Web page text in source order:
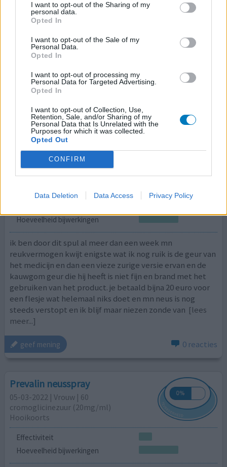
I want to opt-out of the Sharing of my
personal data.
Opted In
I want to opt-out of the Sale of my
Personal Data.
Opted In
I want to opt-out of processing my
Personal Data for Targeted Advertising.
Opted In
I want to opt-out of Collection, Use,
Retention, Sale, and/or Sharing of my
Personal Data that Is Unrelated with the
Purposes for which it was collected.
Opted Out
CONFIRM
Data Deletion Data Access Privacy Policy
Bij de eerste klachten van hooikoorts werkt deze spray
werkt. (Prevalin Direct). Vaak levert het nog extra
niesbuien op na gebruik. Toch gebruik ik het al jaren
Het is voor mij meer het idee dat ik iets bij me heb, maar
werken doet het niet echt.
geef mening 0 reacties
Prevalin neusspray
05-05-2022 | Vrouw | 20
cromoglicinezuur (20mg/ml)
Hoeveelheid bijwerkingen
ik ben door dit spul al meer dan een week mn
reukvermogen kwijt enigste wat ik nog ruik is de geur van
het medicijn en dan een vieze zurige versie ervan en de
kauwgom geur die hij heeft is niet fijn en brand met het
gebruiken van het product. je betaald bijna 20 euro voor
een flesje wat helemaal niks doet en mn neus is nog
steeds verstopt en ik blijf maar niezen zonde van [lees
meer...]
geef mening 0 reacties
Prevalin neusspray
05-03-2022 | Vrouw | 60
cromoglicinezuur (20mg/ml)
Hooikoorts
Effectiviteit
Hoeveelheid bijwerkingen